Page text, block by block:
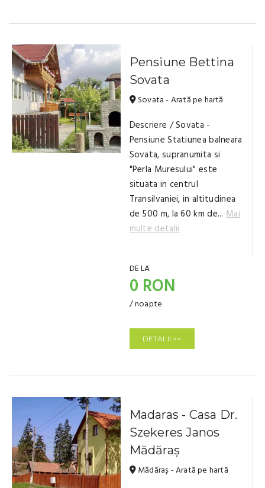
Pensiune Bettina
Sovata
Sovata - Arată pe hartă
Descriere / Sovata -
Pensiune Statiunea balneara
Sovata, supranumita si
"Perla Muresului" este
situata in centrul
Transilvaniei, in altitudinea
de 500 m, la 60 km de...Mai
multe detalii
DE LA
0 RON
/ noapte
DETALII >>
Madaras - Casa Dr.
Szekeres Janos
Mădăraș
Mădăraș - Arată pe hartă